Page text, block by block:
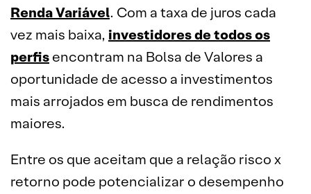
Renda Variável. Com a taxa de juros cada
vez mais baixa, investidores de todos os
perfisencontram na Bolsa de Valores a
oportunidade de acesso a investimentos
mais arrojados em busca de rendimentos
maiores.
Entre os que aceitam que a relação risco x
retorno pode potencializar o desempenho